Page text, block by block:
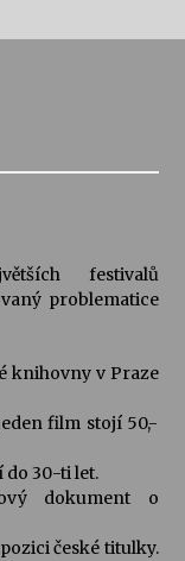
Stávám se
Quijotova
Kolchoz a
festivalů
problematice
knihovny v Praze
film stojí 50,-
do 30-ti let.
dokument o
české titulky.